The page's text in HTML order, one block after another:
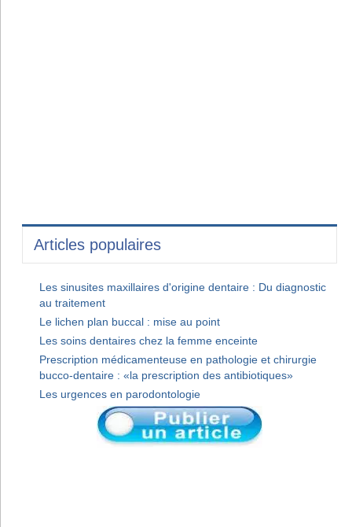
Articles populaires
Les sinusites maxillaires d'origine dentaire : Du diagnostic
au traitement
Le lichen plan buccal : mise au point
Les soins dentaires chez la femme enceinte
Prescription médicamenteuse en pathologie et chirurgie
bucco-dentaire : «la prescription des antibiotiques»
Les urgences en parodontologie